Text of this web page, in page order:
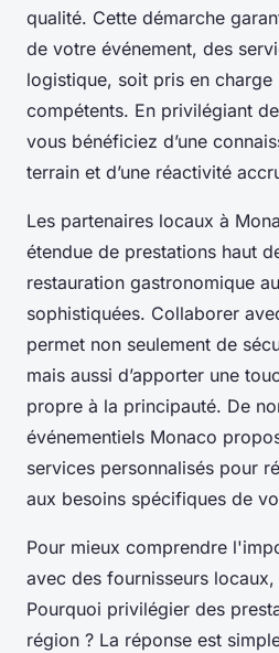
qualité. Cette démarche
de votre événement, des
logistique, soit pris en
compétents. En privilégiant
vous bénéficiez d’une
terrain et d’une réactivité
Les partenaires locaux à
étendue de prestations haut
restauration gastronomique
sophistiquées. Collaborer
permet non seulement de
mais aussi d’apporter une
propre à la principauté. De
événementiels Monaco
services personnalisés pour
aux besoins spécifiques de
Pour mieux comprendre
avec des fournisseurs
Pourquoi privilégier des
région ? La réponse est